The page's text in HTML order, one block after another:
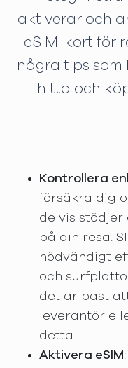
aktiverar och
eSIM-kort för
några tips
hitta och
Kontrollera
försäkra dig
delvis stödjer
på din resa.
nödvändigt
och
det är bäst
leverantör
detta.
Aktivera eSIM